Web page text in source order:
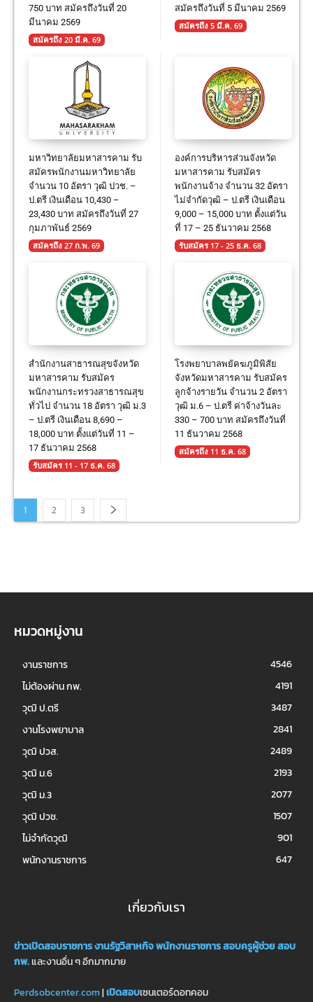
750 บาท สมัครถึงวันที่ 20
มีนาคม 2569
สมัครถึง 20 มี.ค. 69
สมัครถึงวันที่ 5 มีนาคม 2569
สมัครถึง 5 มี.ค. 69
มหาวิทยาลัยมหาสารคาม รับ
สมัครพนักงานมหาวิทยาลัย
จำนวน 10 อัตรา วุฒิ ปวช. –
ป.ตรี เงินเดือน 10,430 –
23,430 บาท สมัครถึงวันที่ 27
กุมภาพันธ์ 2569
สมัครถึง 27 ก.พ. 69
องค์การบริหารส่วนจังหวัด
มหาสารคาม รับสมัคร
พนักงานจ้าง จำนวน 32 อัตรา
ไม่จำกัดวุฒิ – ป.ตรี เงินเดือน
9,000 – 15,000 บาท ตั้งแต่วัน
ที่ 17 – 25 ธันวาคม 2568
รับสมัคร 17 - 25 ธ.ค. 68
สำนักงานสาธารณสุขจังหวัด
มหาสารคาม รับสมัคร
พนักงานกระทรวงสาธารณสุข
ทั่วไป จำนวน 18 อัตรา วุฒิ ม.3
– ป.ตรี เงินเดือน 8,690 –
18,000 บาท ตั้งแต่วันที่ 11 –
17 ธันวาคม 2568
รับสมัคร 11 - 17 ธ.ค. 68
โรงพยาบาลพยัคฆภูมิพิสัย
จังหวัดมหาสารคาม รับสมัคร
ลูกจ้างรายวัน จำนวน 2 อัตรา
วุฒิ ม.6 – ป.ตรี ค่าจ้างวันละ
330 – 700 บาท สมัครถึงวันที่
11 ธันวาคม 2568
สมัครถึง 11 ธ.ค. 68
1 2 3
หมวดหมู่งาน
งานราชการ
4546
ไม่ต้องผ่าน กพ.
4191
วุฒิ ป.ตรี
3487
งานโรงพยาบาล
2841
วุฒิ ปวส.
2489
วุฒิ ม.6
2193
วุฒิ ม.3
2077
วุฒิ ปวช.
1507
ไม่จำกัดวุฒิ
901
พนักงานราชการ
647
เกี่ยวกับเรา
ข่าวเปิดสอบราชการงานรัฐวิสาหกิจพนักงานราชการสอบครูผู้ช่วยสอบ
กพ.และงานอื่น ๆ อีกมากมาย
Perdsobcenter.com|เปิดสอบเซนเตอร์ดอทคอม